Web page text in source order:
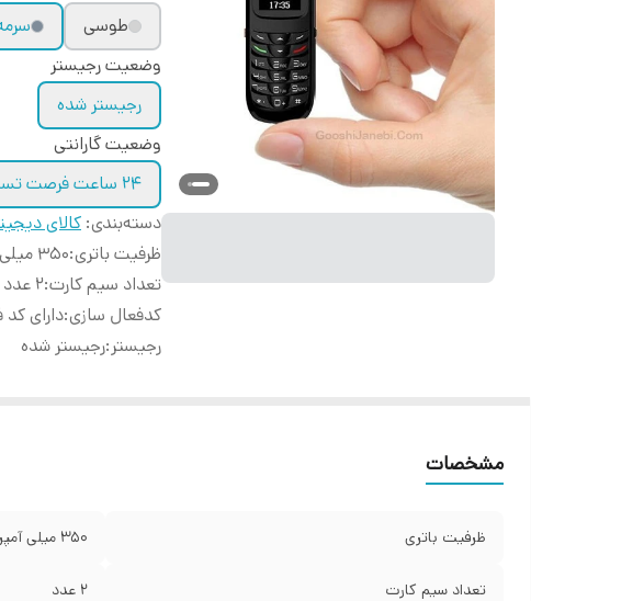
طوسی
وضعیت رجیستر
رجیستر شده
وضعیت گارانتی
24 ساعت فرصت تست که شامل لوازم نمی شود
دسته‌بندی: کالای
ظرفیت باتری:350 میلی آمپر
تعداد سیم کارت:2 عدد
کدفعال سازی:دارای
رجیستر:رجیستر شده
مشخصات
ظرفیت باتری 350 میلی آمپر
تعداد سیم کارت 2 عدد